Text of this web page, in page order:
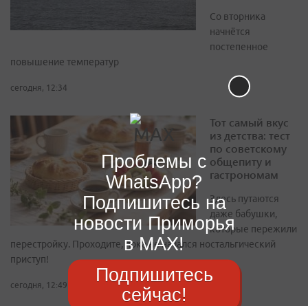
Со вторника
начнётся
постепенное
повышение температур
сегодня, 12:34
Тот самый вкус
из детства: тест
по советскому
общепиту и
гастрономам
Здесь путаются
даже бабушки,
которые пережили
перестройку. Проходите, пока не начался ностальгический
приступ!
сегодня, 12:49
Проблемы с
WhatsApp?
Подпишитесь на
новости Приморья
в MAX!
Подпишитесь
сейчас!